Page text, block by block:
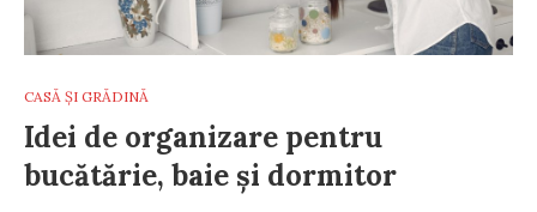
CASĂ ȘI GRĂDINĂ
Idei de organizare pentru
bucătărie, baie și dormitor